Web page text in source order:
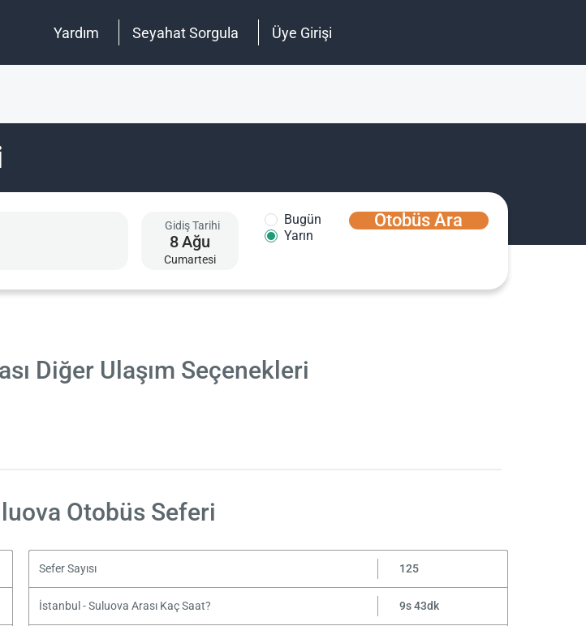
Yardım Seyahat Sorgula Üye Girişi
Gidiş Tarihi
8Ağu
Cumartesi
Bugün
Yarın
Otobüs Ara
Diğer Ulaşım Seçenekleri
Otobüs Seferi
Sefer Sayısı 125
İstanbul - Suluova Arası Kaç Saat? 9s 43dk